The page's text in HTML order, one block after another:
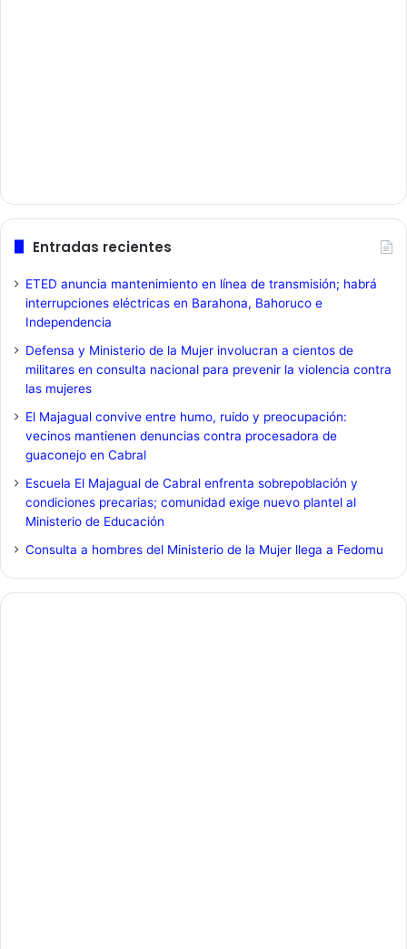
Entradas recientes
ETED anuncia mantenimiento en línea de transmisión; habrá
interrupciones eléctricas en Barahona, Bahoruco e
Independencia
Defensa y Ministerio de la Mujer involucran a cientos de
militares en consulta nacional para prevenir la violencia contra
las mujeres
El Majagual convive entre humo, ruido y preocupación:
vecinos mantienen denuncias contra procesadora de
guaconejo en Cabral
Escuela El Majagual de Cabral enfrenta sobrepoblación y
condiciones precarias; comunidad exige nuevo plantel al
Ministerio de Educación
Consulta a hombres del Ministerio de la Mujer llega a Fedomu